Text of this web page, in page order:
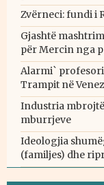
Zvërneci: fundi i
Gjashtë
për Mercin nga
Alarmi`
Trampit në
Industria
mburrjeve
Ideologjia
(familjes) dhe